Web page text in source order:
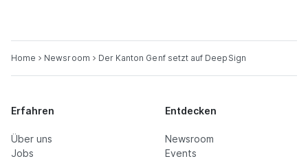
Home Newsroom Der Kanton Genf setzt auf DeepSign
Erfahren
Über uns
Jobs
Entdecken
Newsroom
Events